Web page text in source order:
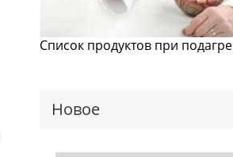
Список продуктов при подагре
Новое